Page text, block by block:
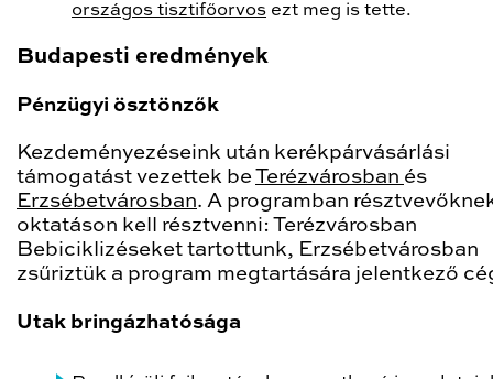
országos tisztifőorvos ezt meg is tette.
Budapesti eredmények
Pénzügyi ösztönzők
Kezdeményezéseink után kerékpárvásárlási
támogatást vezettek be
Terézvárosban és
Erzsébetvárosban. A programban
oktatáson kell résztvenni: Terézvárosban
Bebiciklizéseket tartottunk, Erzsébetvárosban
zsűriztük a program megtartására jelentkező
Utak bringázhatósága